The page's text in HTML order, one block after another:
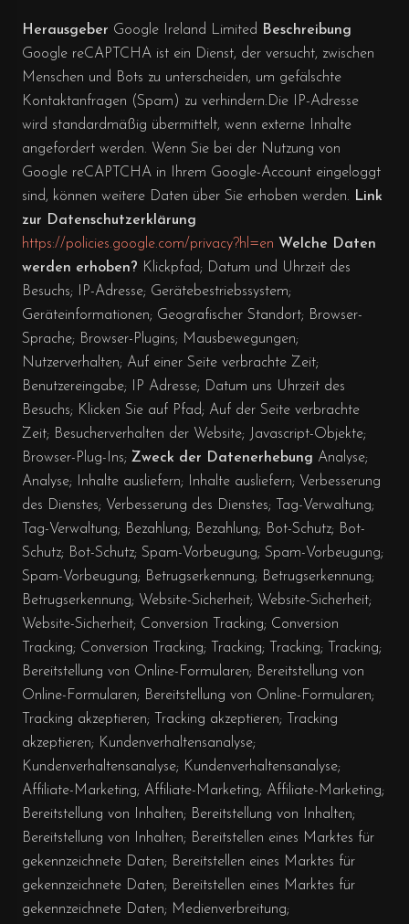
Herausgeber Google Ireland Limited
Beschreibung
Google reCAPTCHA ist ein Dienst, der versucht, zwischen
Menschen und Bots zu unterscheiden, um gefälschte
Kontaktanfragen (Spam) zu verhindern.Die IP-Adresse
wird standardmäßig übermittelt, wenn externe Inhalte
angefordert werden. Wenn Sie bei der Nutzung von
Google reCAPTCHA in Ihrem Google-Account eingeloggt
sind, können weitere Daten über Sie erhoben werden. Link
zur Datenschutzerklärung
https://policies.google.com/privacy?hl=en Welche Daten
werden erhoben? Klickpfad; Datum und Uhrzeit des
Besuchs; IP-Adresse; Gerätebestriebssystem;
Geräteinformationen; Geografischer Standort; Browser-
Sprache; Browser-Plugins; Mausbewegungen;
Nutzerverhalten; Auf einer Seite verbrachte Zeit;
Benutzereingabe; IP Adresse; Datum uns Uhrzeit des
Besuchs; Klicken Sie auf Pfad; Auf der Seite verbrachte
Zeit; Besucherverhalten der Website; Javascript-Objekte;
Browser-Plug-Ins; Zweck der Datenerhebung Analyse;
Analyse; Inhalte ausliefern; Inhalte ausliefern; Verbesserung
des Dienstes; Verbesserung des Dienstes; Tag-Verwaltung;
Tag-Verwaltung; Bezahlung; Bezahlung; Bot-Schutz; Bot-
Schutz; Bot-Schutz; Spam-Vorbeugung; Spam-Vorbeugung;
Spam-Vorbeugung; Betrugserkennung; Betrugserkennung;
Betrugserkennung; Website-Sicherheit; Website-Sicherheit;
Website-Sicherheit; Conversion Tracking; Conversion
Tracking; Conversion Tracking; Tracking; Tracking; Tracking;
Bereitstellung von Online-Formularen; Bereitstellung von
Online-Formularen; Bereitstellung von Online-Formularen;
Tracking akzeptieren; Tracking akzeptieren; Tracking
akzeptieren; Kundenverhaltensanalyse;
Kundenverhaltensanalyse; Kundenverhaltensanalyse;
Affiliate-Marketing; Affiliate-Marketing; Affiliate-Marketing;
Bereitstellung von Inhalten; Bereitstellung von Inhalten;
Bereitstellung von Inhalten; Bereitstellen eines Marktes für
gekennzeichnete Daten; Bereitstellen eines Marktes für
gekennzeichnete Daten; Bereitstellen eines Marktes für
gekennzeichnete Daten; Medienverbreitung;